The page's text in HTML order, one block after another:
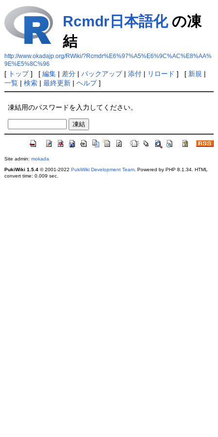
Rcmdr日本語化の凍
結
http://www.okadajp.org/RWiki/?Rcmdr%E6%97%A5%E6%9C%AC%E8%AA%
9E%E5%8C%96
[ トップ] [ 編集| 差分| バックアップ| 添付| リロード ] [ 新規 |
一覧| 検索| 最終更新| ヘルプ]
凍結用のパスワードを入力してください。
Site admin: mokada
PukiWiki 1.5.4© 2001-2022 PukiWiki Development Team. Powered by PHP 8.1.34. HTML
convert time: 0.009 sec.